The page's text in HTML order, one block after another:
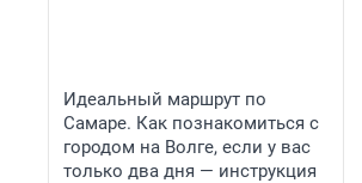
Идеальный маршрут по
Самаре. Как познакомиться с
городом на Волге, если у вас
только два дня — инструкция